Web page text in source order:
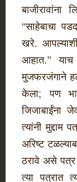
‘‘साहेबाचा
खरे.
आहात.’’
मुजफरजंगाने
केला; पण
जिजाबाईंना
त्यांनी मुद्दाम
अरिष्ट
ठरावे असे पत्र
त्या पत्रात